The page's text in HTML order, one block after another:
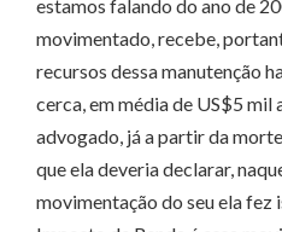
estamos falando do ano de
movimentado, recebe,
recursos dessa manutenção
cerca, em média de US$5 mil
advogado, já a partir da
que ela deveria declarar,
movimentação do seu ela fez